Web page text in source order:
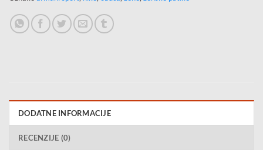
DODATNE INFORMACIJE
RECENZIJE (0)